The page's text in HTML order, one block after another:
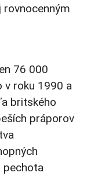
rovnocenným
76 000
v roku 1990 a
britského
práporov
pechota